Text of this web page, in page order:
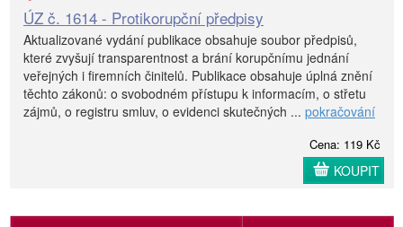
ÚZ č. 1614 - Protikorupční předpisy
Aktualizované vydání publikace obsahuje soubor předpisů,
které zvyšují transparentnost a brání korupčnímu jednání
veřejných i firemních činitelů. Publikace obsahuje úplná znění
těchto zákonů: o svobodném přístupu k informacím, o střetu
zájmů, o registru smluv, o evidenci skutečných ... pokračování
Cena: 119 Kč
KOUPIT